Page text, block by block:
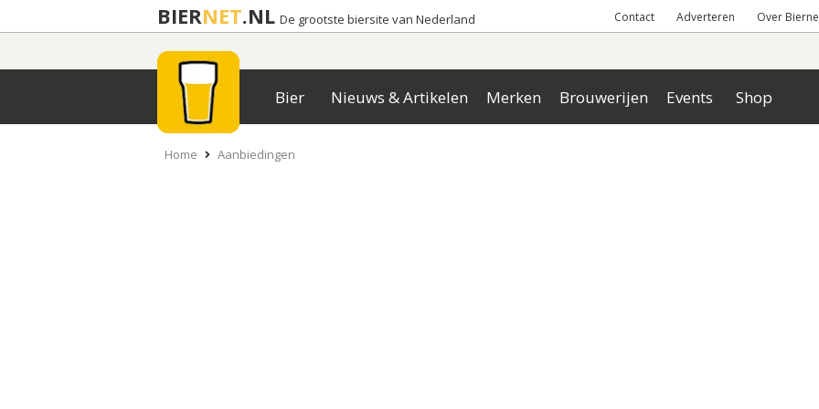
BIERNET.NL De grootste biersite van Nederland Contact Adverteren Over
Bier Nieuws & Artikelen Merken Brouwerijen Events Shop
Home Aanbiedingen